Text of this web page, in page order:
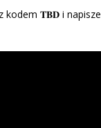
kodem 𝐓𝐁𝐃 i napisze